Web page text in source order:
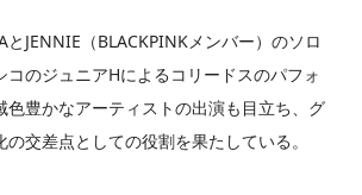
とJENNIE（BLACKPINKメンバー）のソロ
コのジュニアHによるコリードスのパフォ
色豊かなアーティストの出演も目立ち、グ
交差点としての役割を果たしている。